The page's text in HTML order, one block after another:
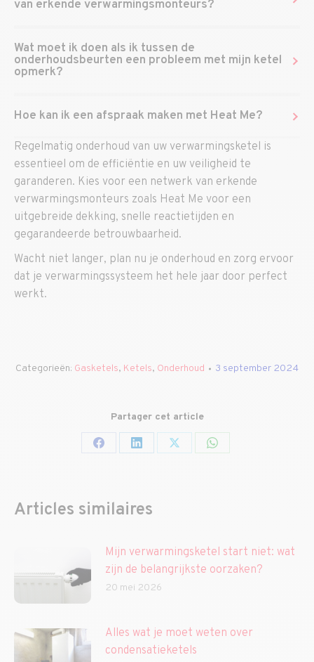
van erkende verwarmingsmonteurs?
Wat moet ik doen als ik tussen de
onderhoudsbeurten een probleem met mijn ketel
opmerk?
Hoe kan ik een afspraak maken met Heat Me?
Regelmatig onderhoud van uw verwarmingsketel is
essentieel om de efficiëntie en uw veiligheid te
garanderen. Kies voor een netwerk van erkende
verwarmingsmonteurs zoals Heat Me voor een
uitgebreide dekking, snelle reactietijden en
gegarandeerde betrouwbaarheid.
Wacht niet langer, plan nu je onderhoud en zorg ervoor
dat je verwarmingssysteem het hele jaar door perfect
werkt.
Categorieën: Gasketels, Ketels, Onderhoud 3 september 2024
Partager cet article
Deel
Deel
Deel
Deel
Articles similaires
Mijn verwarmingsketel start niet: wat
zijn de belangrijkste oorzaken?
20 mei 2026
Alles wat je moet weten over
condensatieketels